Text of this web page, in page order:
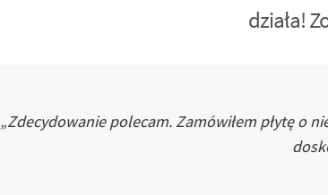
działa!
„Zdecydowanie polecam. Zamówiłem płytę o